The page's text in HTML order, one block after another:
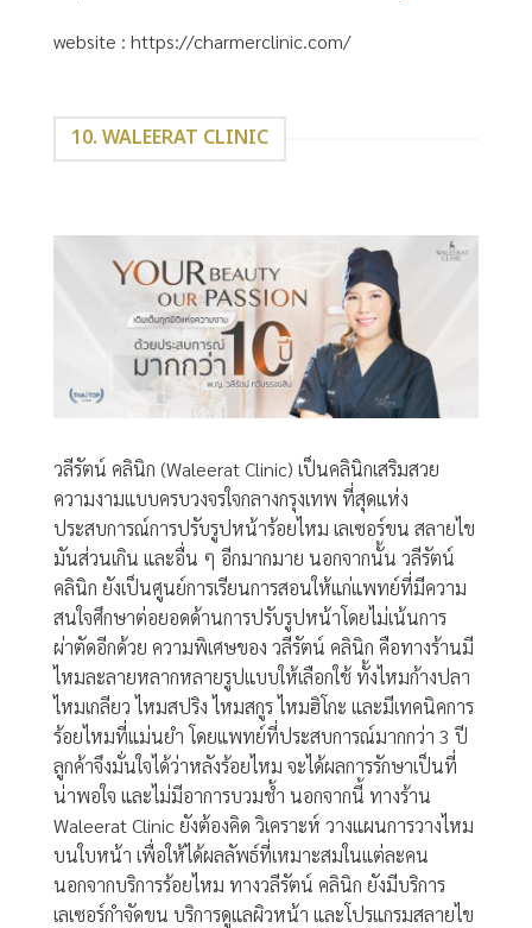
website : https://charmerclinic.com/
10. WALEERAT CLINIC
วลีรัตน์ คลินิก (Waleerat Clinic) เป็นคลินิกเสริมสวย
ความงามแบบครบวงจรใจกลางกรุงเทพ ที่สุดแห่ง
ประสบการณ์การปรับรูปหน้าร้อยไหม เลเซอร์ขน สลายไข
มันส่วนเกิน และอื่น ๆ อีกมากมาย นอกจากนั้น วลีรัตน์
คลินิก ยังเป็นศูนย์การเรียนการสอนให้แก่แพทย์ที่มีความ
สนใจศึกษาต่อยอดด้านการปรับรูปหน้าโดยไม่เน้นการ
ผ่าตัดอีกด้วย ความพิเศษของ วลีรัตน์ คลินิก คือทางร้านมี
ไหมละลายหลากหลายรูปแบบให้เลือกใช้ ทั้งไหมก้างปลา
ไหมเกลียว ไหมสปริง ไหมสกูร ไหมฮิโกะ และมีเทคนิคการ
ร้อยไหมที่แม่นยำ โดยแพทย์ที่ประสบการณ์มากกว่า 3 ปี
ลูกค้าจึงมั่นใจได้ว่าหลังร้อยไหม จะได้ผลการรักษาเป็นที่
น่าพอใจ และไม่มีอาการบวมช้ำ นอกจากนี้ ทางร้าน
Waleerat Clinic ยังต้องคิด วิเคราะห์ วางแผนการวางไหม
บนใบหน้า เพื่อให้ได้ผลลัพธ์ที่เหมาะสมในแต่ละคน
นอกจากบริการร้อยไหม ทางวลีรัตน์ คลินิก ยังมีบริการ
เลเซอร์กำจัดขน บริการดูแลผิวหน้า และโปรแกรมสลายไข